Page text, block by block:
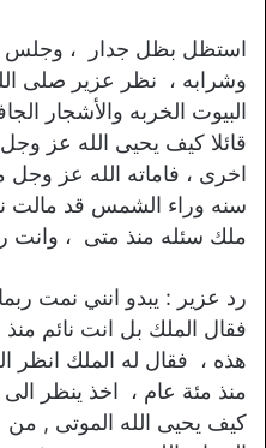
استظل بظل جدار ، وجلس
وشرابه ، نظر عزير صلى
البيوت الخربه والأشجار
قائلا كيف يحيى الله عز وجل
اخرى ، فاماته الله عز
سنه وراء الشمس قد مالت
ملك سئله منذ متى ، وانت
رد عزير : يبدو انني نمت
فقال الملك بل انت نائم
هذه ، فقال له الملك انظر
منذ مئة عام ، اخذ ينظر الى
كيف يحيى الله الموتى , من